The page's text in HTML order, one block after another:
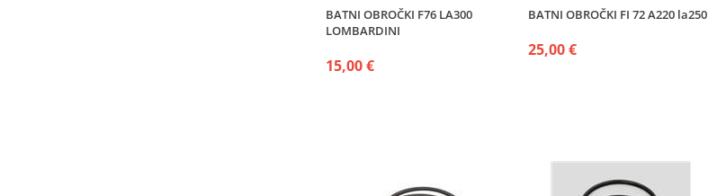
BATNI OBROČKI F76 LA300
LOMBARDINI
15,00 €
BATNI OBROČKI FI 72 A220 la250
25,00 €